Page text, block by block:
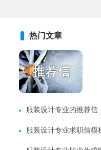
热门文章
服装设计专业的推荐信
服装设计专业求职信模